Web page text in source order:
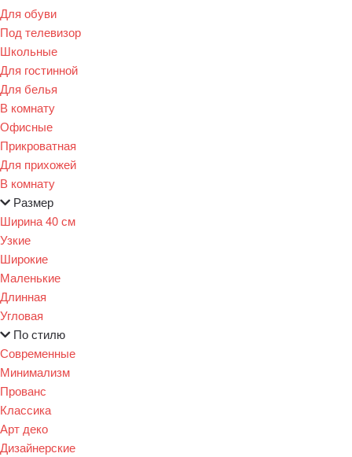
Для обуви
Под телевизор
Школьные
Для гостинной
Для белья
В комнату
Офисные
Прикроватная
Для прихожей
В комнату
Размер
Ширина 40 см
Узкие
Широкие
Маленькие
Длинная
Угловая
По стилю
Современные
Минимализм
Прованс
Классика
Арт деко
Дизайнерские